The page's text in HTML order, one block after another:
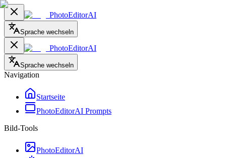
PhotoEditorAI
Sprache wechseln
PhotoEditorAI
Sprache wechseln
Navigation
Startseite
PhotoEditorAI Prompts
Bild-Tools
PhotoEditorAI